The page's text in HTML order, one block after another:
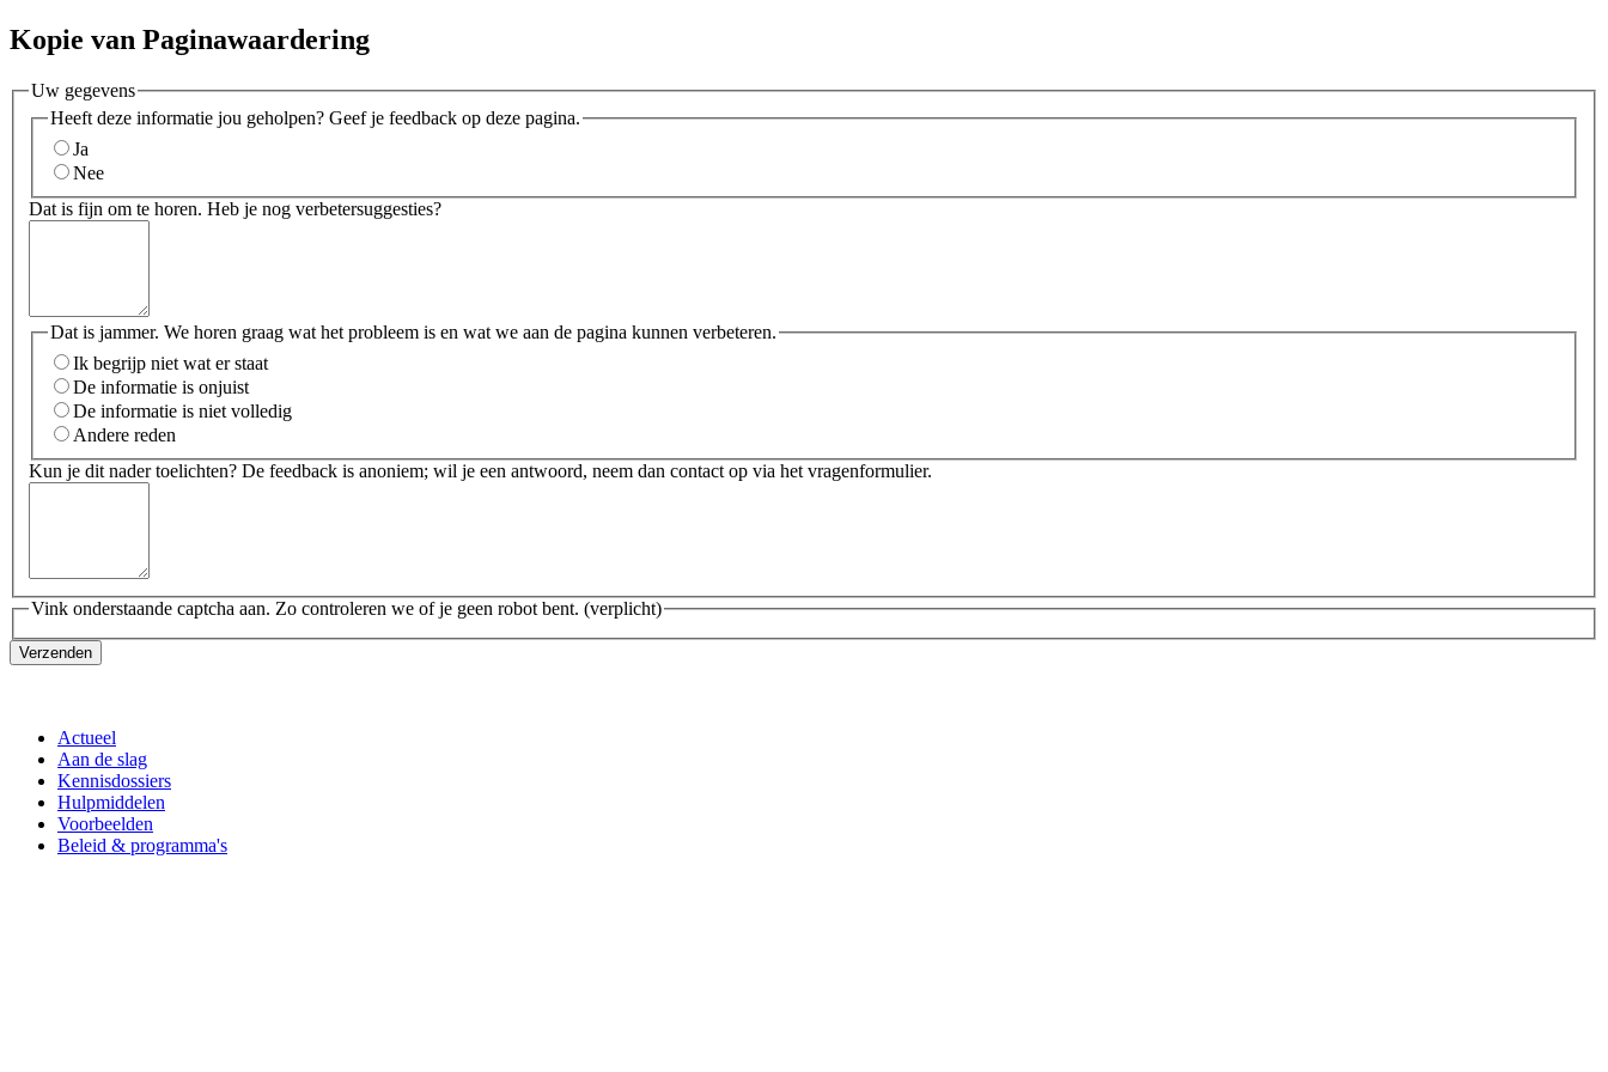
Kopie van Paginawaardering
Uw gegevens
Heeft deze informatie jou geholpen? Geef je feedback op deze pagina.
Ja
Nee
Dat is fijn om te horen. Heb je nog verbetersuggesties?
Dat is jammer. We horen graag wat het probleem is en wat we aan de pagina kunnen verbeteren.
Ik begrijp niet wat er staat
De informatie is onjuist
De informatie is niet volledig
Andere reden
Kun je dit nader toelichten? De feedback is anoniem; wil je een antwoord, neem dan contact op via het vragenformulier.
Vink onderstaande captcha aan. Zo controleren we of je geen robot bent. (verplicht)
Verzenden
Actueel
Aan de slag
Kennisdossiers
Hulpmiddelen
Voorbeelden
Beleid & programma's